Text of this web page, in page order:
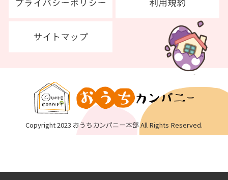
Copyright 2023 おうちカンパニー本部 All Rights Reserved.